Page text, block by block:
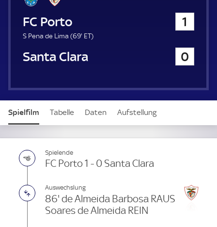
FC Porto 1
S Pena de Lima (69'6
.
e
ETE
)
Santa Clara 0
Spielfilm Tabelle Daten Aufstellung
Spielende
FC Porto 1 - 0 Santa Clara
Auswechslung
86' de Almeida Barbosa RAUS
Soares de Almeida REIN